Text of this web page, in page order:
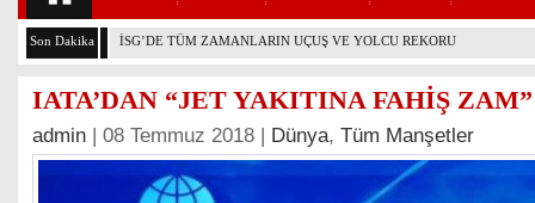
Son Dakika THY’DE TÜM ZAMANLARIN REKORU
IATA’DAN “JET YAKITINA FAHİŞ
admin | 08 Temmuz 2018 | Dünya, Tüm Manşetler